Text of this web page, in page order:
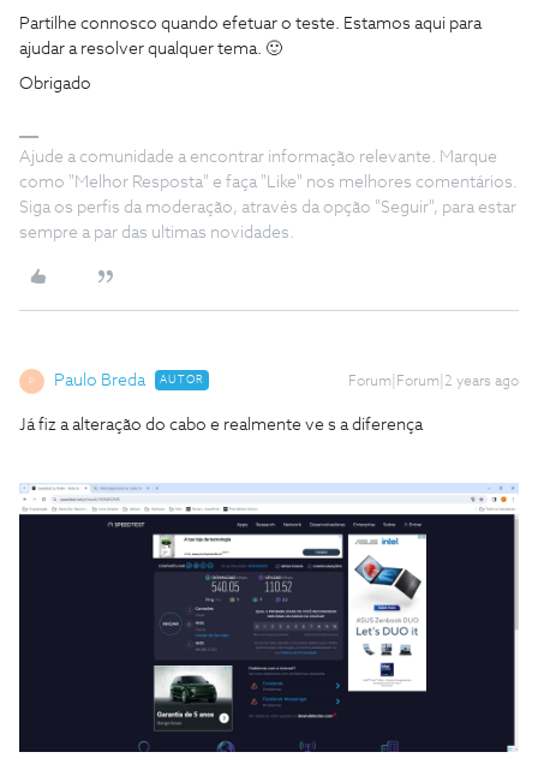
Partilhe connosco quando efetuar o teste. Estamos aqui para
ajudar a resolver qualquer tema. 🙂
Obrigado
Ajude a comunidade a encontrar informação relevante. Marque
como "Melhor Resposta" e faça "Like" nos melhores comentários.
Siga os perfis da moderação, através da opção "Seguir", para estar
sempre a par das ultimas novidades.
P Paulo Breda AUTOR Forum|Forum|2 years ago
Já fiz a alteração do cabo e realmente ve s a diferença